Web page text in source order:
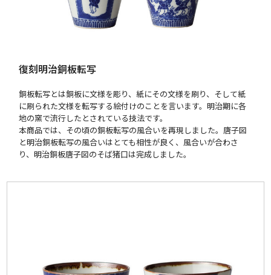
復刻明治銅板転写
銅板転写とは銅板に文様を彫り、紙にその文様を刷り、そして紙
に刷られた文様を転写する絵付けのことを言います。明治期に各
地の窯で流行したとされている技法です。
本商品では、その頃の銅板転写の風合いを再現しました。唐子図
と明治銅板転写の風合いはとても相性が良く、風合いが合わさ
り、明治銅板唐子図のそば猪口は完成しました。